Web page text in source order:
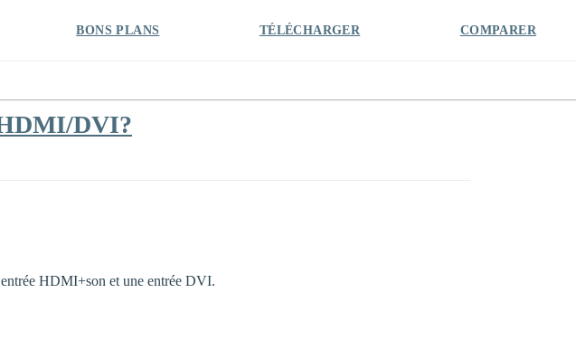
BONS PLANS TÉLÉCHARGER COMPARER
DVI?
HDMI+son et une entrée DVI.